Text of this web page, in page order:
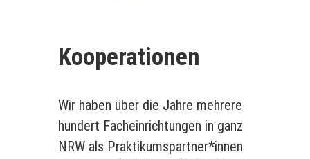
Kooperationen
Wir haben über die Jahre mehrere
hundert Facheinrichtungen in ganz
NRW als Praktikumspartner*innen